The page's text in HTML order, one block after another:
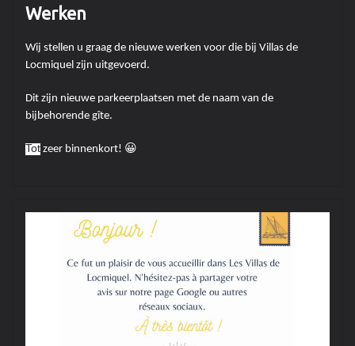
Werken
Wij stellen u graag de nieuwe werken voor die bij Villas de
Locmiquel zijn uitgevoerd.
Dit zijn nieuwe parkeerplaatsen met de naam van de
bijbehorende gîte.
Tot zeer binnenkort! 😀